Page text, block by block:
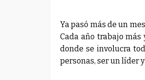
Ya pasó más de un
Cada año trabajo más
donde se involucra
personas, ser un líder